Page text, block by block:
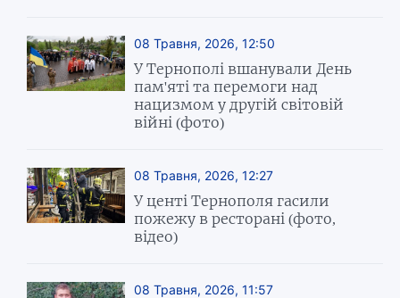
08 Травня, 2026, 12:50
У Тернополі вшанували День
пам'яті та перемоги над
нацизмом у другій світовій
війні (фото)
08 Травня, 2026, 12:27
У центі Тернополя гасили
пожежу в ресторані (фото,
відео)
08 Травня, 2026, 11:57